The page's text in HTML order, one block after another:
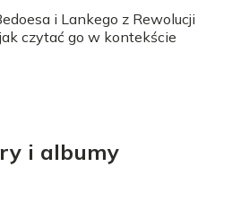
i Lankego z Rewolucji
czytać go w kontekście
i albumy